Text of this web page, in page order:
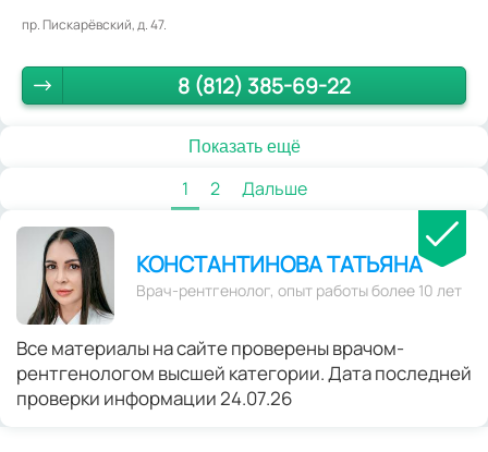
пр. Пискарёвский, д. 47.
8 (812) 385-69-22
Показать ещё
1 2 Дальше
КОНСТАНТИНОВА ТАТЬЯНА
Врач-рентгенолог, опыт работы более 10 лет
Все материалы на сайте проверены врачом-
рентгенологом высшей категории. Дата последней
проверки информации 24.07.26